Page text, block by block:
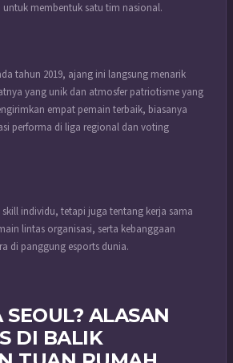
membentuk satu tim nasional.
tahun 2019, ajang ini langsung menarik
yang unik dan atmosfer patriotisme yang
empat pemain terbaik, biasanya
performa di liga regional dan voting
individu, tetapi juga tentang kerja sama
lintas organisasi, serta kebanggaan
di panggung esports dunia.
SEOUL? ALASAN
DI BALIK